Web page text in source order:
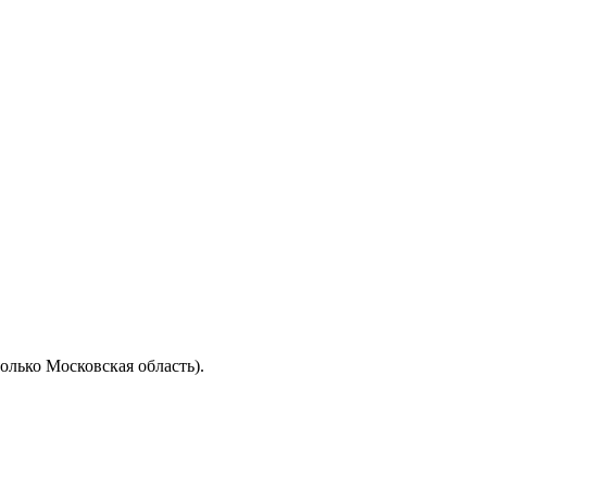
Московская область).